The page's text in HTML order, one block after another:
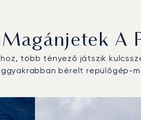
A
több tényező játszik
bérelt repülőgép-
repülőgép-típus a repülési
(km)